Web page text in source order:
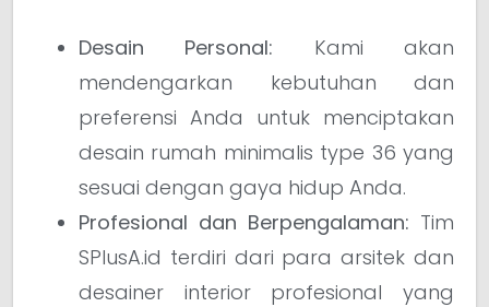
Desain Personal: Kami akan
mendengarkan kebutuhan dan
preferensi Anda untuk menciptakan
desain rumah minimalis type 36 yang
sesuai dengan gaya hidup Anda.
Profesional dan Berpengalaman: Tim
SPlusA.id terdiri dari para arsitek dan
desainer interior profesional yang